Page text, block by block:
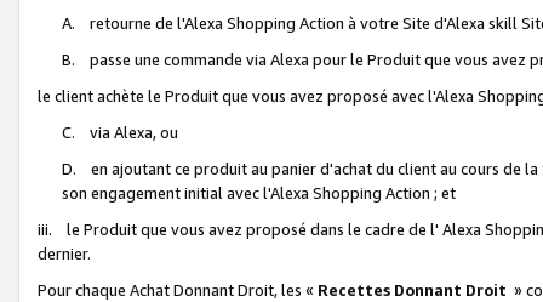
A. retourne de l'Alexa Shopping Action à votre Site d'Alexa skill
B. passe une commande via Alexa pour le Produit que vous avez
le client achète le Produit que vous avez proposé avec l'Alexa
C. via Alexa, ou
D. en ajoutant ce produit au panier d'achat du client au cours de
son engagement initial avec l'Alexa Shopping Action ; et
iii. le Produit que vous avez proposé dans le cadre de l' Alexa
dernier.
Pour chaque Achat Donnant Droit, les « Recettes Donnant Droit »